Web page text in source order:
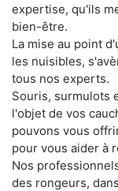
expertise, qu'ils
bien-être.
La mise au point
les nuisibles,
tous nos experts.
Souris, surmulots
l'objet de vos
pouvons vous
pour vous aider à
Nos
des rongeurs,